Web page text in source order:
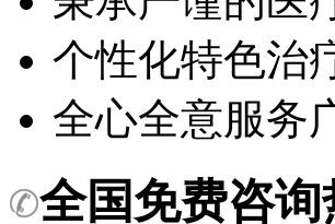
个性化特色治
全心全意服务
全国免费咨询